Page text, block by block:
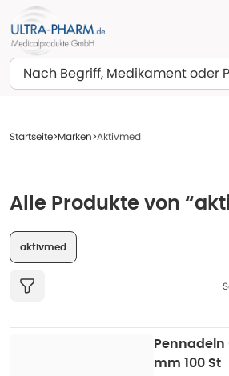
Suchen
Startseite Marken Aktivmed
Alle Produkte von
aktivmed
Pennadeln
mm 100 St